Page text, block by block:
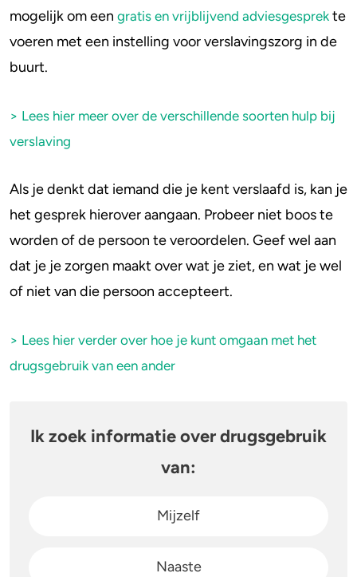
mogelijk om een gratis en vrijblijvend adviesgesprek te
voeren met een instelling voor verslavingszorg in de
buurt.
> Lees hier meer over de verschillende soorten hulp bij
verslaving
Als je denkt dat iemand die je kent verslaafd is, kan je
het gesprek hierover aangaan. Probeer niet boos te
worden of de persoon te veroordelen. Geef wel aan
dat je je zorgen maakt over wat je ziet, en wat je wel
of niet van die persoon accepteert.
> Lees hier verder over hoe je kunt omgaan met het
drugsgebruik van een ander
Ik zoek informatie over drugsgebruik
van:
Mijzelf
Naaste